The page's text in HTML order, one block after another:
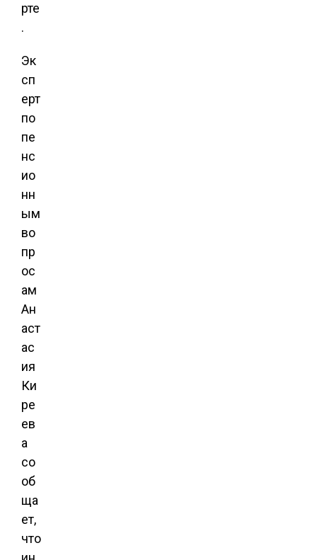
рте
.
Эк
сп
ерт
по
пе
нс
ио
нн
ым
во
пр
ос
ам
Ан
аст
ас
ия
Ки
ре
ев
а
со
об
ща
ет,
что